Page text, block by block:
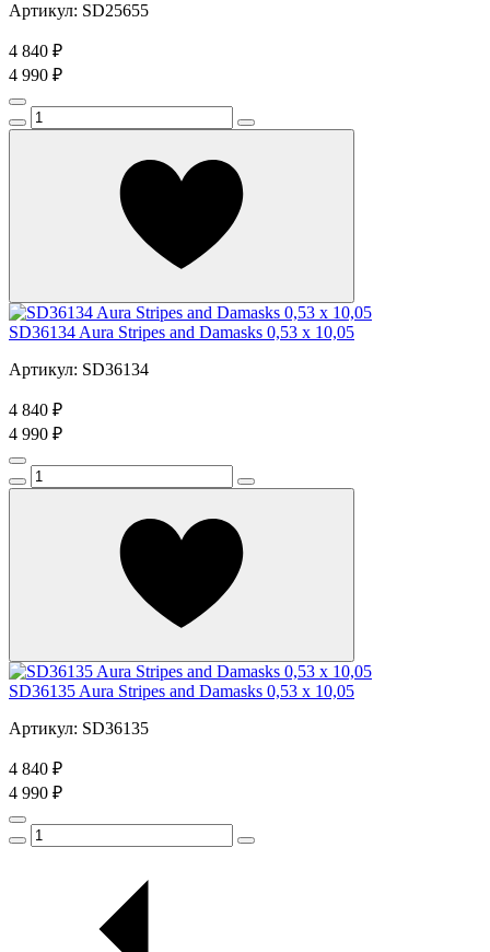
Артикул: SD25655
4 840 ₽
4 990 ₽
SD36134 Aura Stripes and Damasks 0,53 x 10,05
Артикул: SD36134
4 840 ₽
4 990 ₽
SD36135 Aura Stripes and Damasks 0,53 x 10,05
Артикул: SD36135
4 840 ₽
4 990 ₽